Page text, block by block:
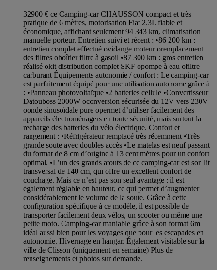
32900 € ce Camping-car CHAUSSON compact et très
pratique de 6 mètres, motorisation Fiat 2.3L fiable et
économique, affichant seulement 94 343 km, climatisation
manuelle porteur. Entretien suivi et récent : •86 200 km :
entretien complet effectué ovidange moteur oremplacement
des filtres oboîtier filtre à gasoil •87 300 km : gros entretien
réalisé okit distribution complet SKF opompe à eau ofiltre
carburant Équipements autonomie / confort : Le camping-car
est parfaitement équipé pour une utilisation autonome grâce à
: •Panneau photovoltaïque •2 batteries cellule •Convertisseur
Datouboss 2000W oconversion sécurisée du 12V vers 230V
oonde sinusoïdale pure opermet d’utiliser facilement des
appareils électroménagers en toute sécurité, mais surtout la
recharge des batteries du vélo électrique. Confort et
rangement : •Réfrigérateur remplacé très récemment •Très
grande soute avec doubles accès •Le matelas est neuf passant
du format de 8 cm d’origine à 13 centimètres pour un confort
optimal. •L’un des grands atouts de ce camping-car est son lit
transversal de 140 cm, qui offre un excellent confort de
couchage. Mais ce n’est pas son seul avantage : il est
également réglable en hauteur, ce qui permet d’augmenter
considérablement le volume de la soute. Grâce à cette
configuration spécifique à ce modèle, il est possible de
transporter facilement deux vélos, un scooter ou même une
petite moto. Camping-car maniable grâce à son format 6m,
idéal aussi bien pour les voyages que pour les escapades en
autonomie. Hivernage en hangar. Également visitable sur la
ville de Clisson (uniquement en semaine) Plus de
renseignements et photos sur demande.